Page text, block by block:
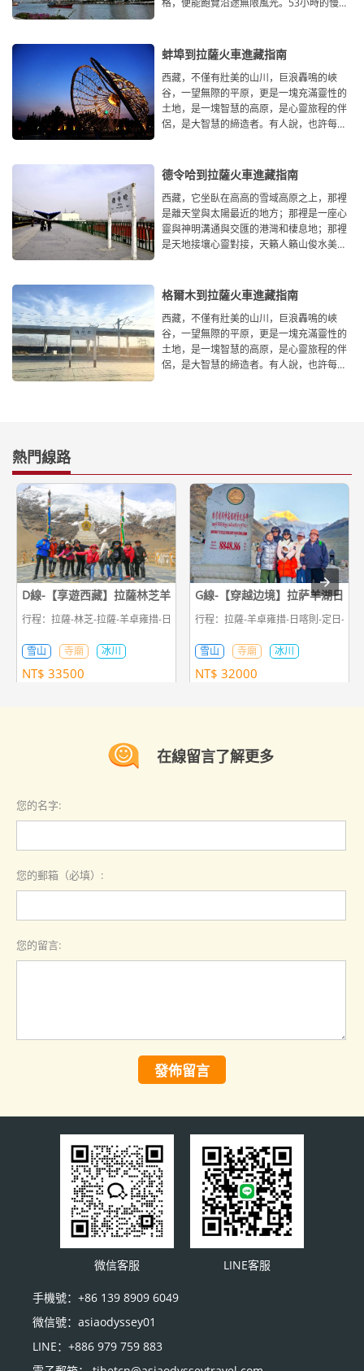
格，便能飽覽沿途無限風光。53小時的慢生
蚌埠到拉薩火車進藏指南
西藏，不僅有壯美的山川，巨浪轟鳴的峽
谷，一望無際的平原，更是一塊充滿靈性的
土地，是一塊智慧的高原，是心靈旅程的伴
侶，是大智慧的締造者。有人說，也許每個
德令哈到拉薩火車進藏指南
西藏，它坐臥在高高的雪域高原之上，那裡
是離天堂與太陽最近的地方；那裡是一座心
靈與神明溝通與交匯的港灣和棲息地；那裡
是天地接壤心靈對接，天籟人籟山俊水美人
格爾木到拉薩火車進藏指南
西藏，不僅有壯美的山川，巨浪轟鳴的峽
谷，一望無際的平原，更是一塊充滿靈性的
土地，是一塊智慧的高原，是心靈旅程的伴
侶，是大智慧的締造者。有人說，也許每個
熱門線路
D線-【享遊西藏】拉薩林芝羊湖日喀則9日遊
行程：拉薩-林芝-拉薩-羊卓雍措-日喀則-拉薩
雪山 寺廟 冰川
NT$ 33500
G線-【穿越边境】拉萨羊湖日喀
行程：拉薩-羊卓雍措-日喀則-定日-珠
雪山 寺廟 冰川
NT$ 32000
在線留言了解更多
您的名字:
您的郵箱（必填）:
您的留言:
發佈留言
微信客服 LINE客服
手機號：+86 139 8909 6049
微信號：asiaodyssey01
LINE：+886 979 759 883